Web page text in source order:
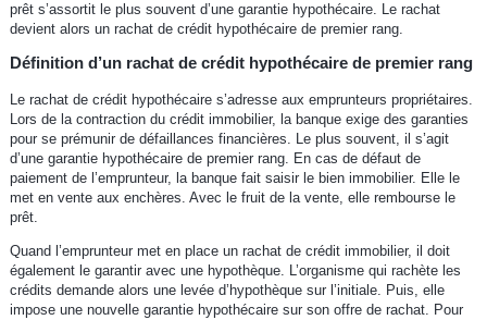
prêt s’assortit le plus souvent d’une garantie hypothécaire. Le rachat
devient alors un rachat de crédit hypothécaire de premier rang.
Définition d’un rachat de crédit hypothécaire de premier rang
Le rachat de crédit hypothécaire s’adresse aux emprunteurs propriétaires.
Lors de la contraction du crédit immobilier, la banque exige des garanties
pour se prémunir de défaillances financières. Le plus souvent, il s’agit
d’une garantie hypothécaire de premier rang. En cas de défaut de
paiement de l’emprunteur, la banque fait saisir le bien immobilier. Elle le
met en vente aux enchères. Avec le fruit de la vente, elle rembourse le
prêt.
Quand l’emprunteur met en place un rachat de crédit immobilier, il doit
également le garantir avec une hypothèque. L’organisme qui rachète les
crédits demande alors une levée d’hypothèque sur l’initiale. Puis, elle
impose une nouvelle garantie hypothécaire sur son offre de rachat. Pour